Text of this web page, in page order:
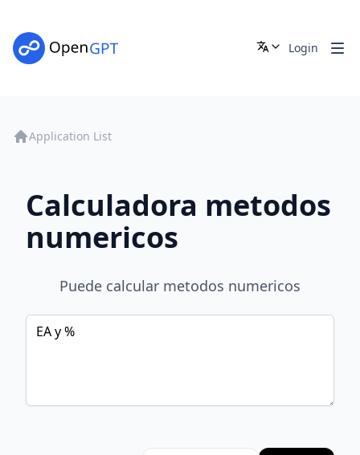
Login
Application List
Calculadora metodos
numericos
Puede calcular metodos numericos